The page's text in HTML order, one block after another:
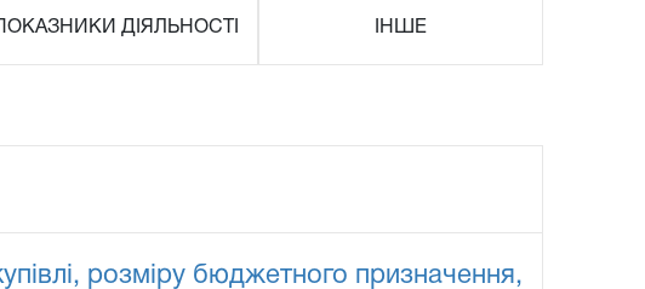
ПОКАЗНИКИ ДІЯЛЬНОСТІ ІНШЕ
розміру бюджетного призначення,